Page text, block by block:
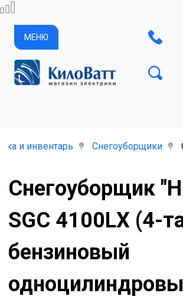
МЕНЮ
и инвентарь Снегоуборщики
Снегоуборщик
SGC 4100LX (4-
бензиновый